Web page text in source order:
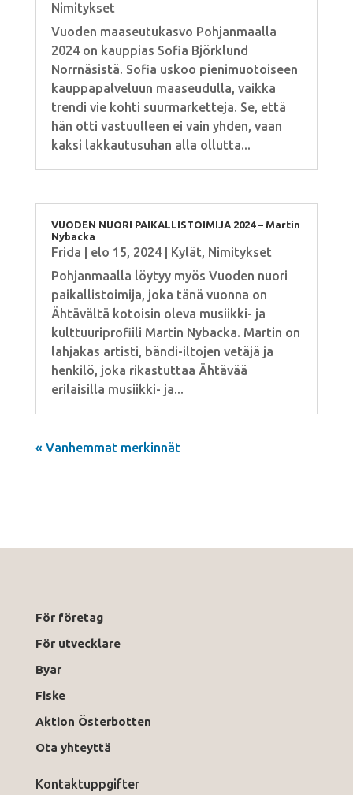
Nimitykset
Vuoden maaseutukasvo Pohjanmaalla
2024 on kauppias Sofia Björklund
Norrnäsistä. Sofia uskoo pienimuotoiseen
kauppapalveluun maaseudulla, vaikka
trendi vie kohti suurmarketteja. Se, että
hän otti vastuulleen ei vain yhden, vaan
kaksi lakkautusuhan alla ollutta...
VUODEN NUORI PAIKALLISTOIMIJA 2024 – Martin
Nybacka
Frida elo 15, 2024| Kylät, Nimitykset
Pohjanmaalla löytyy myös Vuoden nuori
paikallistoimija, joka tänä vuonna on
Ähtävältä kotoisin oleva musiikki- ja
kulttuuriprofiili Martin Nybacka. Martin on
lahjakas artisti, bändi-iltojen vetäjä ja
henkilö, joka rikastuttaa Ähtävää
erilaisilla musiikki- ja...
« Vanhemmat merkinnät
För företag
För utvecklare
Byar
Fiske
Aktion Österbotten
Ota yhteyttä
Kontaktuppgifter